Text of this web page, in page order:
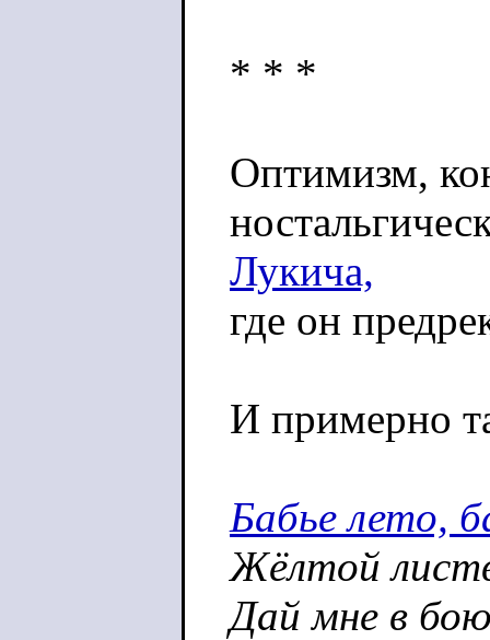
* * *
Оптимизм,
Лукича,
где он
И примерно
Бабье лето,
Жёлтой
Дай мне в